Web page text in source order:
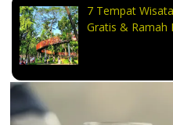
7 Tempat
Gratis & Ramah